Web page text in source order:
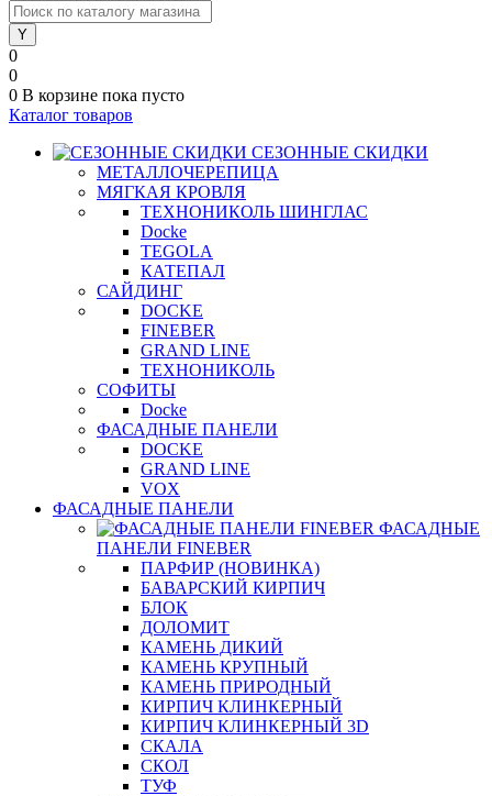
0
0
0 В корзине пока пусто
Каталог товаров
СЕЗОННЫЕ СКИДКИ
МЕТАЛЛОЧЕРЕПИЦА
МЯГКАЯ КРОВЛЯ
ТЕХНОНИКОЛЬ ШИНГЛАС
Docke
TEGOLA
КАТЕПАЛ
САЙДИНГ
DOCKE
FINEBER
GRAND LINE
ТЕХНОНИКОЛЬ
СОФИТЫ
Docke
ФАСАДНЫЕ ПАНЕЛИ
DOCKE
GRAND LINE
VOX
ФАСАДНЫЕ ПАНЕЛИ
ФАСАДНЫЕ
ПАНЕЛИ FINEBER
ПАРФИР (НОВИНКА)
БАВАРСКИЙ КИРПИЧ
БЛОК
ДОЛОМИТ
КАМЕНЬ ДИКИЙ
КАМЕНЬ КРУПНЫЙ
КАМЕНЬ ПРИРОДНЫЙ
КИРПИЧ КЛИНКЕРНЫЙ
КИРПИЧ КЛИНКЕРНЫЙ 3D
СКАЛА
СКОЛ
ТУФ